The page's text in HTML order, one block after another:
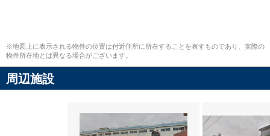
※地図上に表示される物件の位置は付近住所に所在することを表すものであり、実際の
物件所在地とは異なる場合がございます。
周辺施設